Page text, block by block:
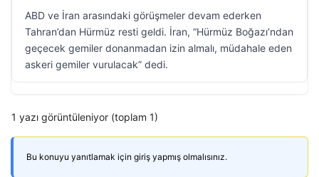
ABD ve İran arasındaki görüşmeler devam ederken
Tahran’dan Hürmüz resti geldi. İran, “Hürmüz Boğazı’ndan
geçecek gemiler donanmadan izin almalı, müdahale eden
askeri gemiler vurulacak” dedi.
1 yazı görüntüleniyor (toplam 1)
Bu konuyu yanıtlamak için giriş yapmış olmalısınız.